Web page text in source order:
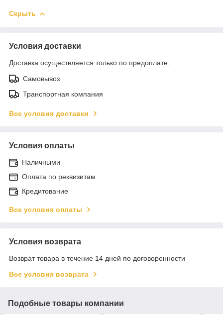
Скрыть
Условия доставки
Доставка осуществляется только по предоплате.
Самовывоз
Транспортная компания
Все условия доставки
Условия оплаты
Наличными
Оплата по реквизитам
Кредитование
Все условия оплаты
Условия возврата
Возврат товара в течение 14 дней по договоренности
Все условия возврата
Подобные товары компании